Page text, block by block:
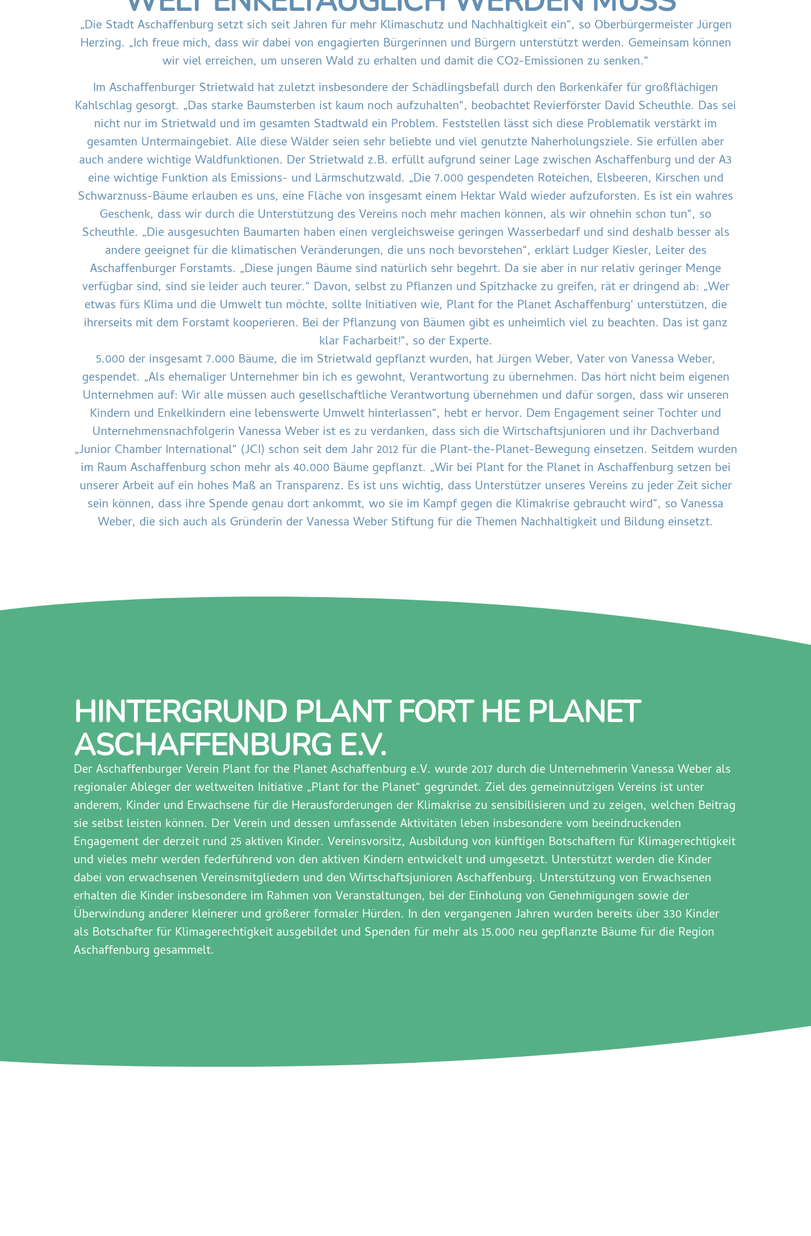
„Die Stadt Aschaffenburg setzt sich seit Jahren für mehr Klimaschutz und Nachhaltigkeit ein“, so Oberbürgermeister Jürgen
Herzing. „Ich freue mich, dass wir dabei von engagierten Bürgerinnen und Bürgern unterstützt werden. Gemeinsam können
wir viel erreichen, um unseren Wald zu erhalten und damit die CO2-Emissionen zu senken.“
Im Aschaffenburger Strietwald hat zuletzt insbesondere der Schädlingsbefall durch den Borkenkäfer für großflächigen
Kahlschlag gesorgt. „Das starke Baumsterben ist kaum noch aufzuhalten“, beobachtet Revierförster David Scheuthle. Das sei
nicht nur im Strietwald und im gesamten Stadtwald ein Problem. Feststellen lässt sich diese Problematik verstärkt im
gesamten Untermaingebiet. Alle diese Wälder seien sehr beliebte und viel genutzte Naherholungsziele. Sie erfüllen aber
auch andere wichtige Waldfunktionen. Der Strietwald z.B. erfüllt aufgrund seiner Lage zwischen Aschaffenburg und der A3
eine wichtige Funktion als Emissions- und Lärmschutzwald. „Die 7.000 gespendeten Roteichen, Elsbeeren, Kirschen und
Schwarznuss-Bäume erlauben es uns, eine Fläche von insgesamt einem Hektar Wald wieder aufzuforsten. Es ist ein wahres
Geschenk, dass wir durch die Unterstützung des Vereins noch mehr machen können, als wir ohnehin schon tun“, so
Scheuthle. „Die ausgesuchten Baumarten haben einen vergleichsweise geringen Wasserbedarf und sind deshalb besser als
andere geeignet für die klimatischen Veränderungen, die uns noch bevorstehen“, erklärt Ludger Kiesler, Leiter des
Aschaffenburger Forstamts. „Diese jungen Bäume sind natürlich sehr begehrt. Da sie aber in nur relativ geringer Menge
verfügbar sind, sind sie leider auch teurer.“ Davon, selbst zu Pflanzen und Spitzhacke zu greifen, rät er dringend ab: „Wer
etwas fürs Klima und die Umwelt tun möchte, sollte Initiativen wie, Plant for the Planet Aschaffenburg‘ unterstützen, die
ihrerseits mit dem Forstamt kooperieren. Bei der Pflanzung von Bäumen gibt es unheimlich viel zu beachten. Das ist ganz
klar Facharbeit!“, so der Experte.
5.000 der insgesamt 7.000 Bäume, die im Strietwald gepflanzt wurden, hat Jürgen Weber, Vater von Vanessa Weber,
gespendet. „Als ehemaliger Unternehmer bin ich es gewohnt, Verantwortung zu übernehmen. Das hört nicht beim eigenen
Unternehmen auf: Wir alle müssen auch gesellschaftliche Verantwortung übernehmen und dafür sorgen, dass wir unseren
Kindern und Enkelkindern eine lebenswerte Umwelt hinterlassen“, hebt er hervor. Dem Engagement seiner Tochter und
Unternehmensnachfolgerin Vanessa Weber ist es zu verdanken, dass sich die Wirtschaftsjunioren und ihr Dachverband
„Junior Chamber International“ (JCI) schon seit dem Jahr 2012 für die Plant-the-Planet-Bewegung einsetzen. Seitdem wurden
im Raum Aschaffenburg schon mehr als 40.000 Bäume gepflanzt. „Wir bei Plant for the Planet in Aschaffenburg setzen bei
unserer Arbeit auf ein hohes Maß an Transparenz. Es ist uns wichtig, dass Unterstützer unseres Vereins zu jeder Zeit sicher
sein können, dass ihre Spende genau dort ankommt, wo sie im Kampf gegen die Klimakrise gebraucht wird“, so Vanessa
Weber, die sich auch als Gründerin der Vanessa Weber Stiftung für die Themen Nachhaltigkeit und Bildung einsetzt.
HINTERGRUND PLANT FORT HE PLANET
ASCHAFFENBURG E.V.
Der Aschaffenburger Verein Plant for the Planet Aschaffenburg e.V. wurde 2017 durch die Unternehmerin Vanessa Weber als
regionaler Ableger der weltweiten Initiative „Plant for the Planet“ gegründet. Ziel des gemeinnützigen Vereins ist unter
anderem, Kinder und Erwachsene für die Herausforderungen der Klimakrise zu sensibilisieren und zu zeigen, welchen Beitrag
sie selbst leisten können. Der Verein und dessen umfassende Aktivitäten leben insbesondere vom beeindruckenden
Engagement der derzeit rund 25 aktiven Kinder. Vereinsvorsitz, Ausbildung von künftigen Botschaftern für Klimagerechtigkeit
und vieles mehr werden federführend von den aktiven Kindern entwickelt und umgesetzt. Unterstützt werden die Kinder
dabei von erwachsenen Vereinsmitgliedern und den Wirtschaftsjunioren Aschaffenburg. Unterstützung von Erwachsenen
erhalten die Kinder insbesondere im Rahmen von Veranstaltungen, bei der Einholung von Genehmigungen sowie der
Überwindung anderer kleinerer und größerer formaler Hürden. In den vergangenen Jahren wurden bereits über 330 Kinder
als Botschafter für Klimagerechtigkeit ausgebildet und Spenden für mehr als 15.000 neu gepflanzte Bäume für die Region
Aschaffenburg gesammelt.